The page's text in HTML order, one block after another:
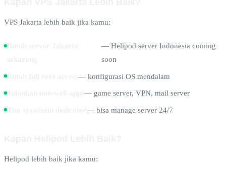
VPS Jakarta lebih baik jika kamu:
Butuh server Jakarta
— Helipod server Indonesia coming
soon
Butuh full root access — konfigurasi OS mendalam
Jalankan non-web apps — game server, VPN, mail server
Tim sysadmin dedicated — bisa manage server 24/7
Helipod lebih baik jika kamu: